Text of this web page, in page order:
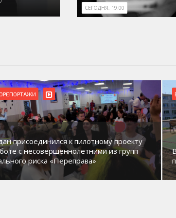
СЕГОДНЯ, 19:00
присоединился к пилотному проекту
с несовершеннолетними из групп
риска «Переправа»